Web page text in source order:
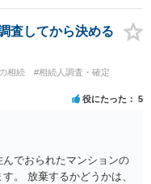
査してから決める
相続
#相続人調査・確定
役にたった 5
でおられたマンションの
。 放棄するかどうかは、